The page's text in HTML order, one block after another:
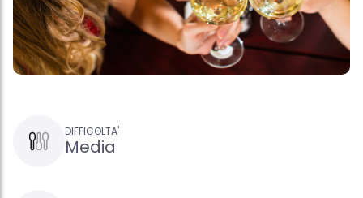
DIFFICOLTA'
Media